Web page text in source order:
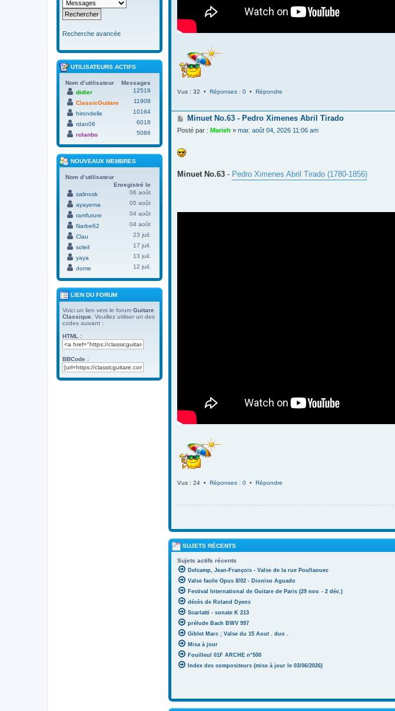
Vus : 32 • Réponses : 0 • Répondre
M
s
a
g
Minuet No.63 - Pedro Ximenes Abril Tirado
Posté par : Marieh » mar. août 04, 2026 11:06 am
Minuet No.63 - Pedro Ximenes Abril Tirado (1780-1856)
Vus : 24 • Réponses : 0 • Répondre
SUJETS RÉCENTS
Sujets actifs récents
Delcamp, Jean-François - Valse de la rue Poullaouec
Valse facile Opus 8/02 - Dioniso Aguado
Festival International de Guitare de Paris (29 nov. - 2 déc.)
décès de Roland Dyens
Scarlatti - sonate K 213
prélude Bach BWV 997
Giblet Marc ; Valse du 15 Aout . duo .
Misa à jour
Fouilleul 01F ARCHE n°500
Index des compositeurs (mise à jour le 03/06/2026)
Recherche avancée
UTILISATEURS ACTIFS
Nom d’utilisateur
Messages
didier
12519
ClassicGuitare
11908
hirondelle
10164
rdan06
6018
rolanbo
5086
NOUVEAUX MEMBRES
Nom d’utilisateur
Enregistré le
salinosk
06 août
ayayema
05 août
ramfuture
04 août
Narbe62
04 août
Clau
23 juil.
soleil
17 juil.
yaya
13 juil.
dome
12 juil.
LIEN DU FORUM
Voici un lien vers le forum Guitare
Classique . Veuillez utiliser un des
codes suivant :
HTML :
BBCode :